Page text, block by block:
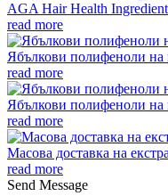
AGA Hair Health
read more
Ябълкови полифеноли на
read more
Ябълкови полифеноли на
read more
Масова доставка на
read more
Send Message